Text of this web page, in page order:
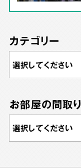
カテゴリー
お部屋の間取り